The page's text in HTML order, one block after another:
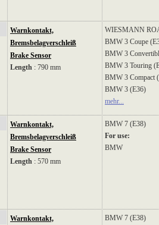
Warnkontakt,
Bremsbelagverschleiß
Brake Sensor
Length : 790 mm
WIESMANN
BMW 3 Coupe
BMW 3
BMW 3 Touring
BMW 3 Compact
BMW 3 (E36)
mehr...
Warnkontakt,
Bremsbelagverschleiß
Brake Sensor
Length : 570 mm
BMW 7 (E38)
For use:
BMW
Warnkontakt,
BMW 7 (E38)